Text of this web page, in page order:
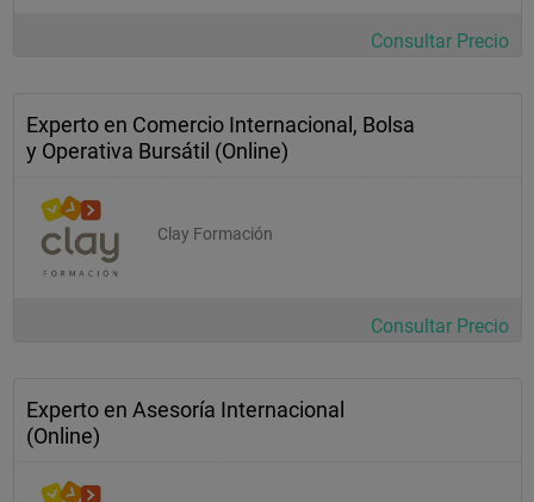
Consultar Precio
Experto en Comercio Internacional, Bolsa
y Operativa Bursátil (Online)
Clay Formación
Consultar Precio
Experto en Asesoría Internacional
(Online)